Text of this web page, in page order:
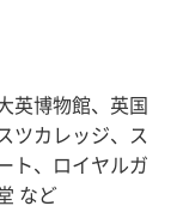
英博物館、英国
ツカレッジ、ス
ト、ロイヤルガ
など